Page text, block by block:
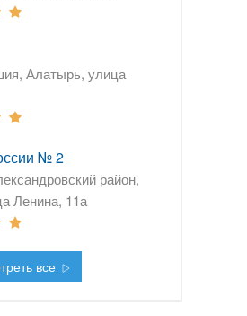
Алатырь, улица
№ 2
район,
Ленина, 11а
все